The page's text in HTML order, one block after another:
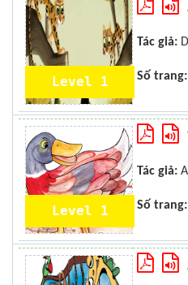
Level 1
Tác giả:
Số trang:
Level 1
Tác giả:
Số trang: